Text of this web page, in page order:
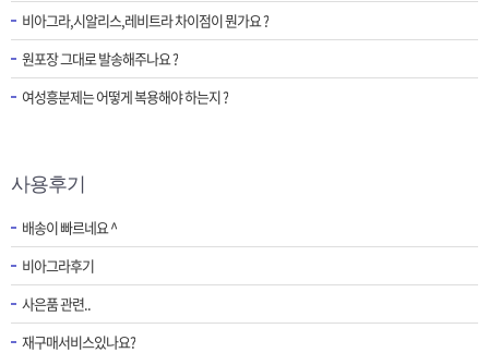
비아그라,시알리스,레비트라 차이점이 뭔가요 ?
원포장 그대로 발송해주나요 ?
여성흥분제는 어떻게 복용해야 하는지 ?
사용후기
배송이 빠르네요 ^
비아그라후기
사은품 관련..
재구매서비스있나요?